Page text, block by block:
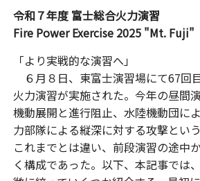
令和７年度 富士総合火力演習
Fire Power Exercise 2025 "Mt. Fuji"
「より実戦的な演習へ」
６月８日、東富士演習場にて67回
火力演習が実施された。今年の昼間
機動展開と進行阻止、水陸機動団に
力部隊による縦深に対する攻撃とい
これまでとは違い、前段演習の途中
く構成であった。以下、本記事では